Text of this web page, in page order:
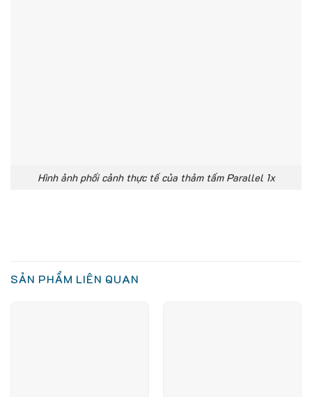
Hình ảnh phối cảnh thực tế của thảm tấm Parallel 1x
SẢN PHẨM LIÊN QUAN